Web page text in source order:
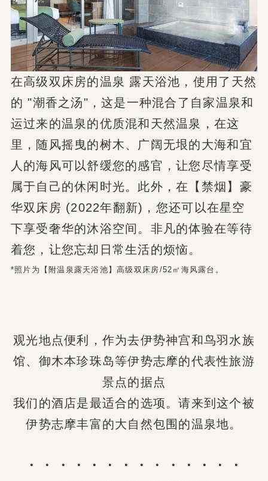
在高级双床房的温泉 露天浴池，使用了天然
的 "潮香之汤"，这是一种混合了自家温泉和
运过来的温泉的优质混和天然温泉，在这
里，随风摇曳的树木、广阔无垠的大海和宜
人的海风可以舒缓您的感官，让您尽情享受
属于自己的休闲时光。此外，在【禁烟】豪
华双床房 (2022年翻新)，您还可以在星空
下享受奢华的沐浴空间。非凡的体验在等待
着您，让您忘却日常生活的烦恼。
*照片为【附温泉露天浴池】高级双床房/52㎡海风露台。
观光地点便利，作为去伊势神宫和鸟羽水族
馆、御木本珍珠岛等伊势志摩的代表性旅游
景点的据点
我们的酒店是最适合的选项。请来到这个被
伊势志摩丰富的大自然包围的温泉地。
・・・・・・・・・・・・・・